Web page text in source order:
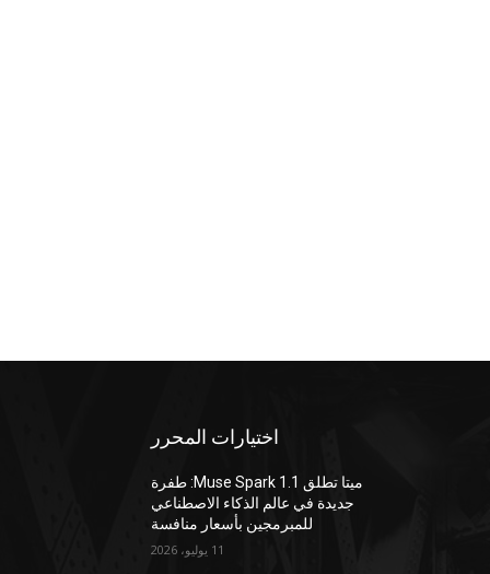
اختيارات المحرر
ميتا تطلق Muse Spark 1.1: طفرة
جديدة في عالم الذكاء الاصطناعي
للمبرمجين بأسعار منافسة
11 يوليو، 2026